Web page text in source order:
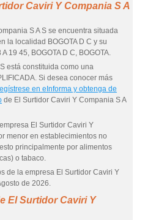
Caviri Y Compania S A
S A S se encuentra situada
la localidad BOGOTA D C y su
19 45, BOGOTA D C, BOGOTA.
está constituida como una
Si desea conocer más
en eInforma y obtenga de
de El Surtidor Caviri Y Compania S A
El Surtidor Caviri Y
menor en establecimientos no
principalmente por alimentos
o tabaco.
de la empresa El Surtidor Caviri Y
de 2026.
El Surtidor Caviri Y